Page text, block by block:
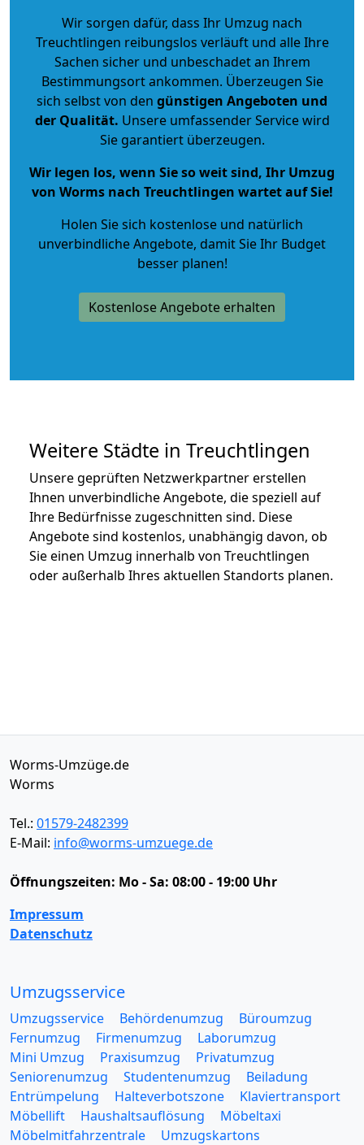
Wir sorgen dafür, dass Ihr Umzug nach
Treuchtlingen reibungslos verläuft und alle Ihre
Sachen sicher und unbeschadet an Ihrem
Bestimmungsort ankommen. Überzeugen Sie
sich selbst von den günstigen Angeboten und
der Qualität. Unsere umfassender Service wird
Sie garantiert überzeugen.
Wir legen los, wenn Sie so weit sind, Ihr Umzug
von Worms nach Treuchtlingen wartet auf Sie!
Holen Sie sich kostenlose und natürlich
unverbindliche Angebote, damit Sie Ihr Budget
besser planen!
Kostenlose Angebote erhalten
Weitere Städte in Treuchtlingen
Unsere geprüften Netzwerkpartner erstellen
Ihnen unverbindliche Angebote, die speziell auf
Ihre Bedürfnisse zugeschnitten sind. Diese
Angebote sind kostenlos, unabhängig davon, ob
Sie einen Umzug innerhalb von Treuchtlingen
oder außerhalb Ihres aktuellen Standorts planen.
Worms-Umzüge.de
Worms
Tel.: 01579-2482399
E-Mail: info@worms-umzuege.de
Öffnungszeiten: Mo - Sa: 08:00 - 19:00 Uhr
Impressum
Datenschutz
Umzugsservice
Umzugsservice Behördenumzug
Büroumzug
Fernumzug
Firmenumzug
Laborumzug
Mini Umzug
Praxisumzug
Privatumzug
Seniorenumzug
Studentenumzug
Beiladung
Entrümpelung
Halteverbotszone
Klaviertransport
Möbellift
Haushaltsauflösung
Möbeltaxi
Möbelmitfahrzentrale
Umzugskartons